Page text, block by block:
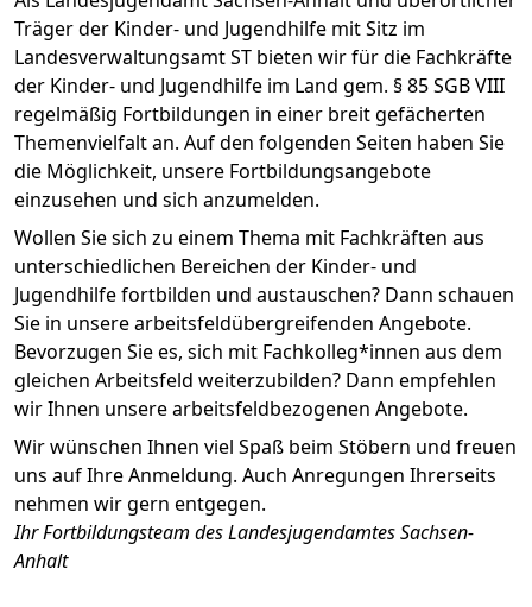
Träger der Kinder- und Jugendhilfe mit Sitz im
Landesverwaltungsamt ST bieten wir für die Fachkräfte
der Kinder- und Jugendhilfe im Land gem. § 85 SGB VIII
regelmäßig Fortbildungen in einer breit gefächerten
Themenvielfalt an. Auf den folgenden Seiten haben Sie
die Möglichkeit, unsere Fortbildungsangebote
einzusehen und sich anzumelden.
Wollen Sie sich zu einem Thema mit Fachkräften aus
unterschiedlichen Bereichen der Kinder- und
Jugendhilfe fortbilden und austauschen? Dann schauen
Sie in unsere arbeitsfeldübergreifenden Angebote.
Bevorzugen Sie es, sich mit Fachkolleg*innen aus dem
gleichen Arbeitsfeld weiterzubilden? Dann empfehlen
wir Ihnen unsere arbeitsfeldbezogenen Angebote.
Wir wünschen Ihnen viel Spaß beim Stöbern und freuen
uns auf Ihre Anmeldung. Auch Anregungen Ihrerseits
nehmen wir gern entgegen.
Ihr Fortbildungsteam des Landesjugendamtes Sachsen-
Anhalt